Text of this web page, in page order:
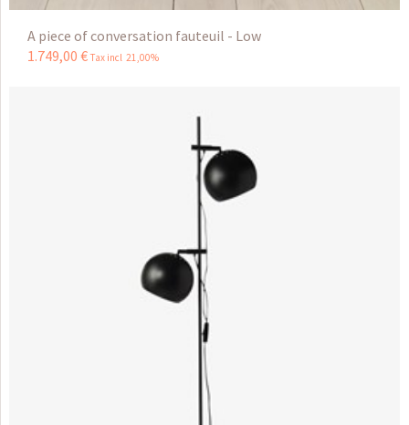
A piece of conversation fauteuil - Low
1.749,00 € Tax incl 21,00%